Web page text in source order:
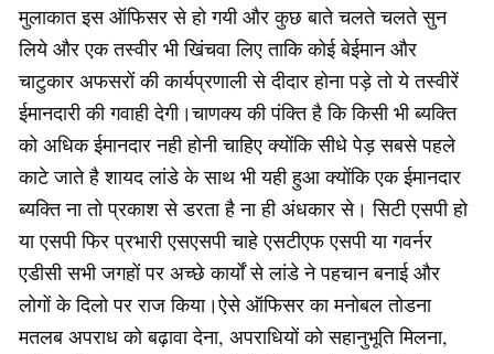
मुलाकात इस ऑफिसर से हो गयी और कुछ बाते चलते चलते सुन
लिये और एक तस्वीर भी खिंचवा लिए ताकि कोई बेईमान और
चाटुकार अफसरों की कार्यप्रणाली से दीदार होना पड़े तो ये तस्वीरें
ईमानदारी की गवाही देगी।चाणक्य की पंक्ति है कि किसी भी ब्यक्ति
को अधिक ईमानदार नही होनी चाहिए क्योंकि सीधे पेड़ सबसे पहले
काटे जाते है शायद लांडे के साथ भी यही हुआ क्योंकि एक ईमानदार
ब्यक्ति ना तो प्रकाश से डरता है ना ही अंधकार से। सिटी एसपी हो
या एसपी फिर प्रभारी एसएसपी चाहे एसटीएफ एसपी या गवर्नर
एडीसी सभी जगहों पर अच्छे कार्यों से लांडे ने पहचान बनाई और
लोगों के दिलो पर राज किया।ऐसे ऑफिसर का मनोबल तोडना
मतलब अपराध को बढ़ावा देना, अपराधियों को सहानुभूति मिलना,